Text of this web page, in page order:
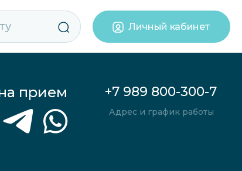
Личный кабинет
прием +7 989 800-300-7
Адрес и график работы